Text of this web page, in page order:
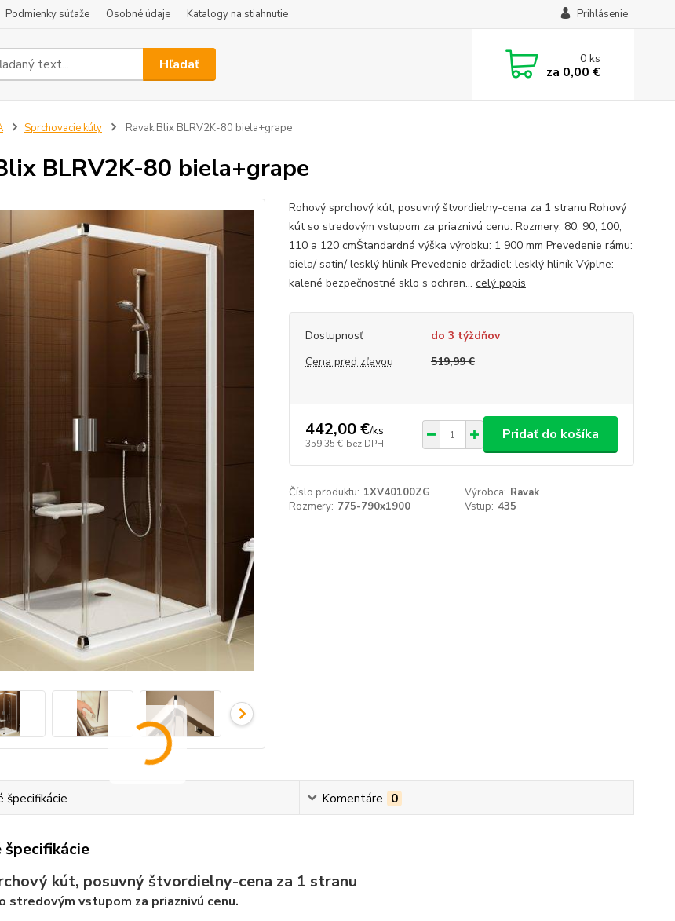
Podmienky súťaže Osobné údaje Katalogy na stiahnutie Prihlásenie
Hľadať 0ks
za 0,00 €
Sprchovacie kúty Ravak Blix BLRV2K-80 biela+grape
BLRV2K-80 biela+grape
Rohový sprchový kút, posuvný štvordielny-cena za 1 stranu Rohový
kút so stredovým vstupom za priaznivú cenu. Rozmery: 80, 90, 100,
110 a 120 cmŠtandardná výška výrobku: 1 900 mm Prevedenie rámu:
biela/ satin/ lesklý hliník Prevedenie držadiel: lesklý hliník Výplne:
kalené bezpečnostné sklo s ochran... celý popis
Dostupnosť
do 3 týždňov
Cena pred zľavou
519,99 €
442,00 €/ks
359,35 € bez DPH
Pridať do košíka
Číslo produktu: 1XV40100ZG Výrobca: Ravak
Rozmery: 775-790x1900 Vstup: 435
špecifikácie Komentáre 0
kút, posuvný štvordielny-cena za 1 stranu
stredovým vstupom za priaznivú cenu.